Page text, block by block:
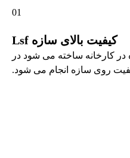
01
کیفیت بالای سازه Lsf
در کارخانه ساخته می شود در
روی سازه انجام می شود.